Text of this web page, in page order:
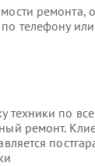
ремонта,
телефону
техники по
ремонт.